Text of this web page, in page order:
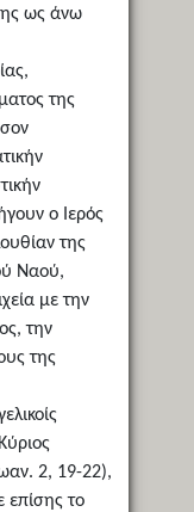
ως άνω
της
ο Ιερός
της
Ναού,
με την
την
της
2, 19-22),
το